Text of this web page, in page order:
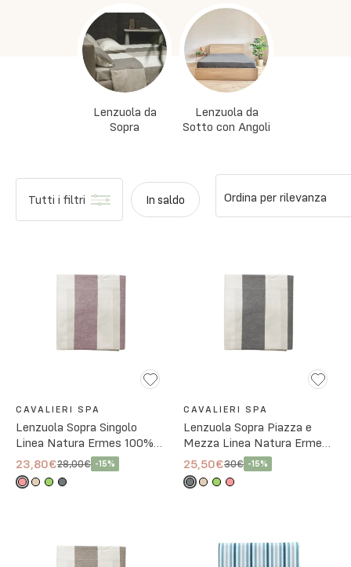
Lenzuola da
Sopra
Lenzuola da
Sotto con Angoli
Tutti i filtri In saldo Ordina per rilevanza
CAVALIERI SPA
Lenzuola Sopra Singolo
Linea Natura Ermes 100%
Cotone - 4 Colori
23,80€28,00€ -15%
CAVALIERI SPA
Lenzuola Sopra Piazza e
Mezza Linea Natura Ermes
100% Cotone - 4 Colori
25,50€30€ -15%